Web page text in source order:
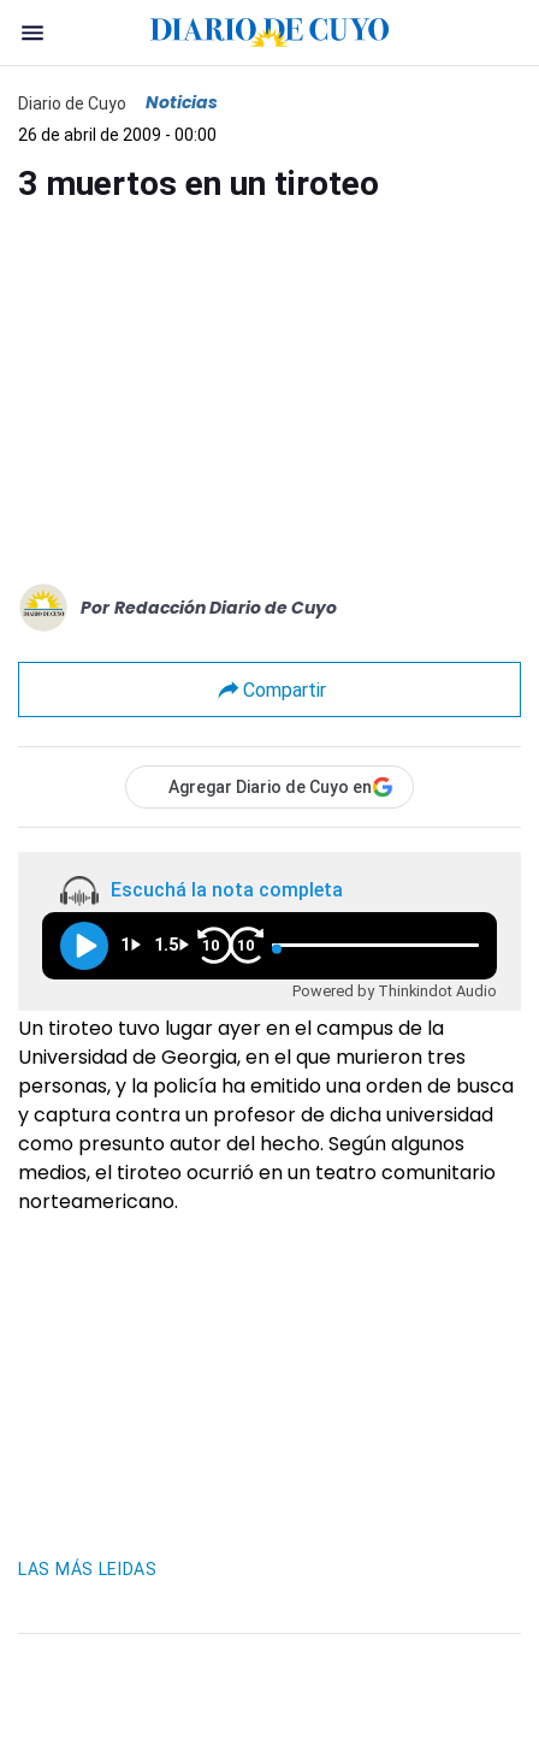
Diario de Cuyo Noticias
26 de abril de 2009 - 00:00
3 muertos en un tiroteo
Por Redacción Diario de Cuyo
Compartir
Agregar Diario de Cuyo en
Escuchá la nota completa
1 1.5 10 10
Powered by Thinkindot Audio
Un tiroteo tuvo lugar ayer en el campus de la
Universidad de Georgia, en el que murieron tres
personas, y la policía ha emitido una orden de busca
y captura contra un profesor de dicha universidad
como presunto autor del hecho. Según algunos
medios, el tiroteo ocurrió en un teatro comunitario
norteamericano.
LAS MÁS LEIDAS